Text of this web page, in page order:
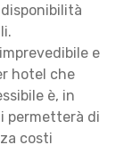
e
hotel che
è, in
permetterà di
costi